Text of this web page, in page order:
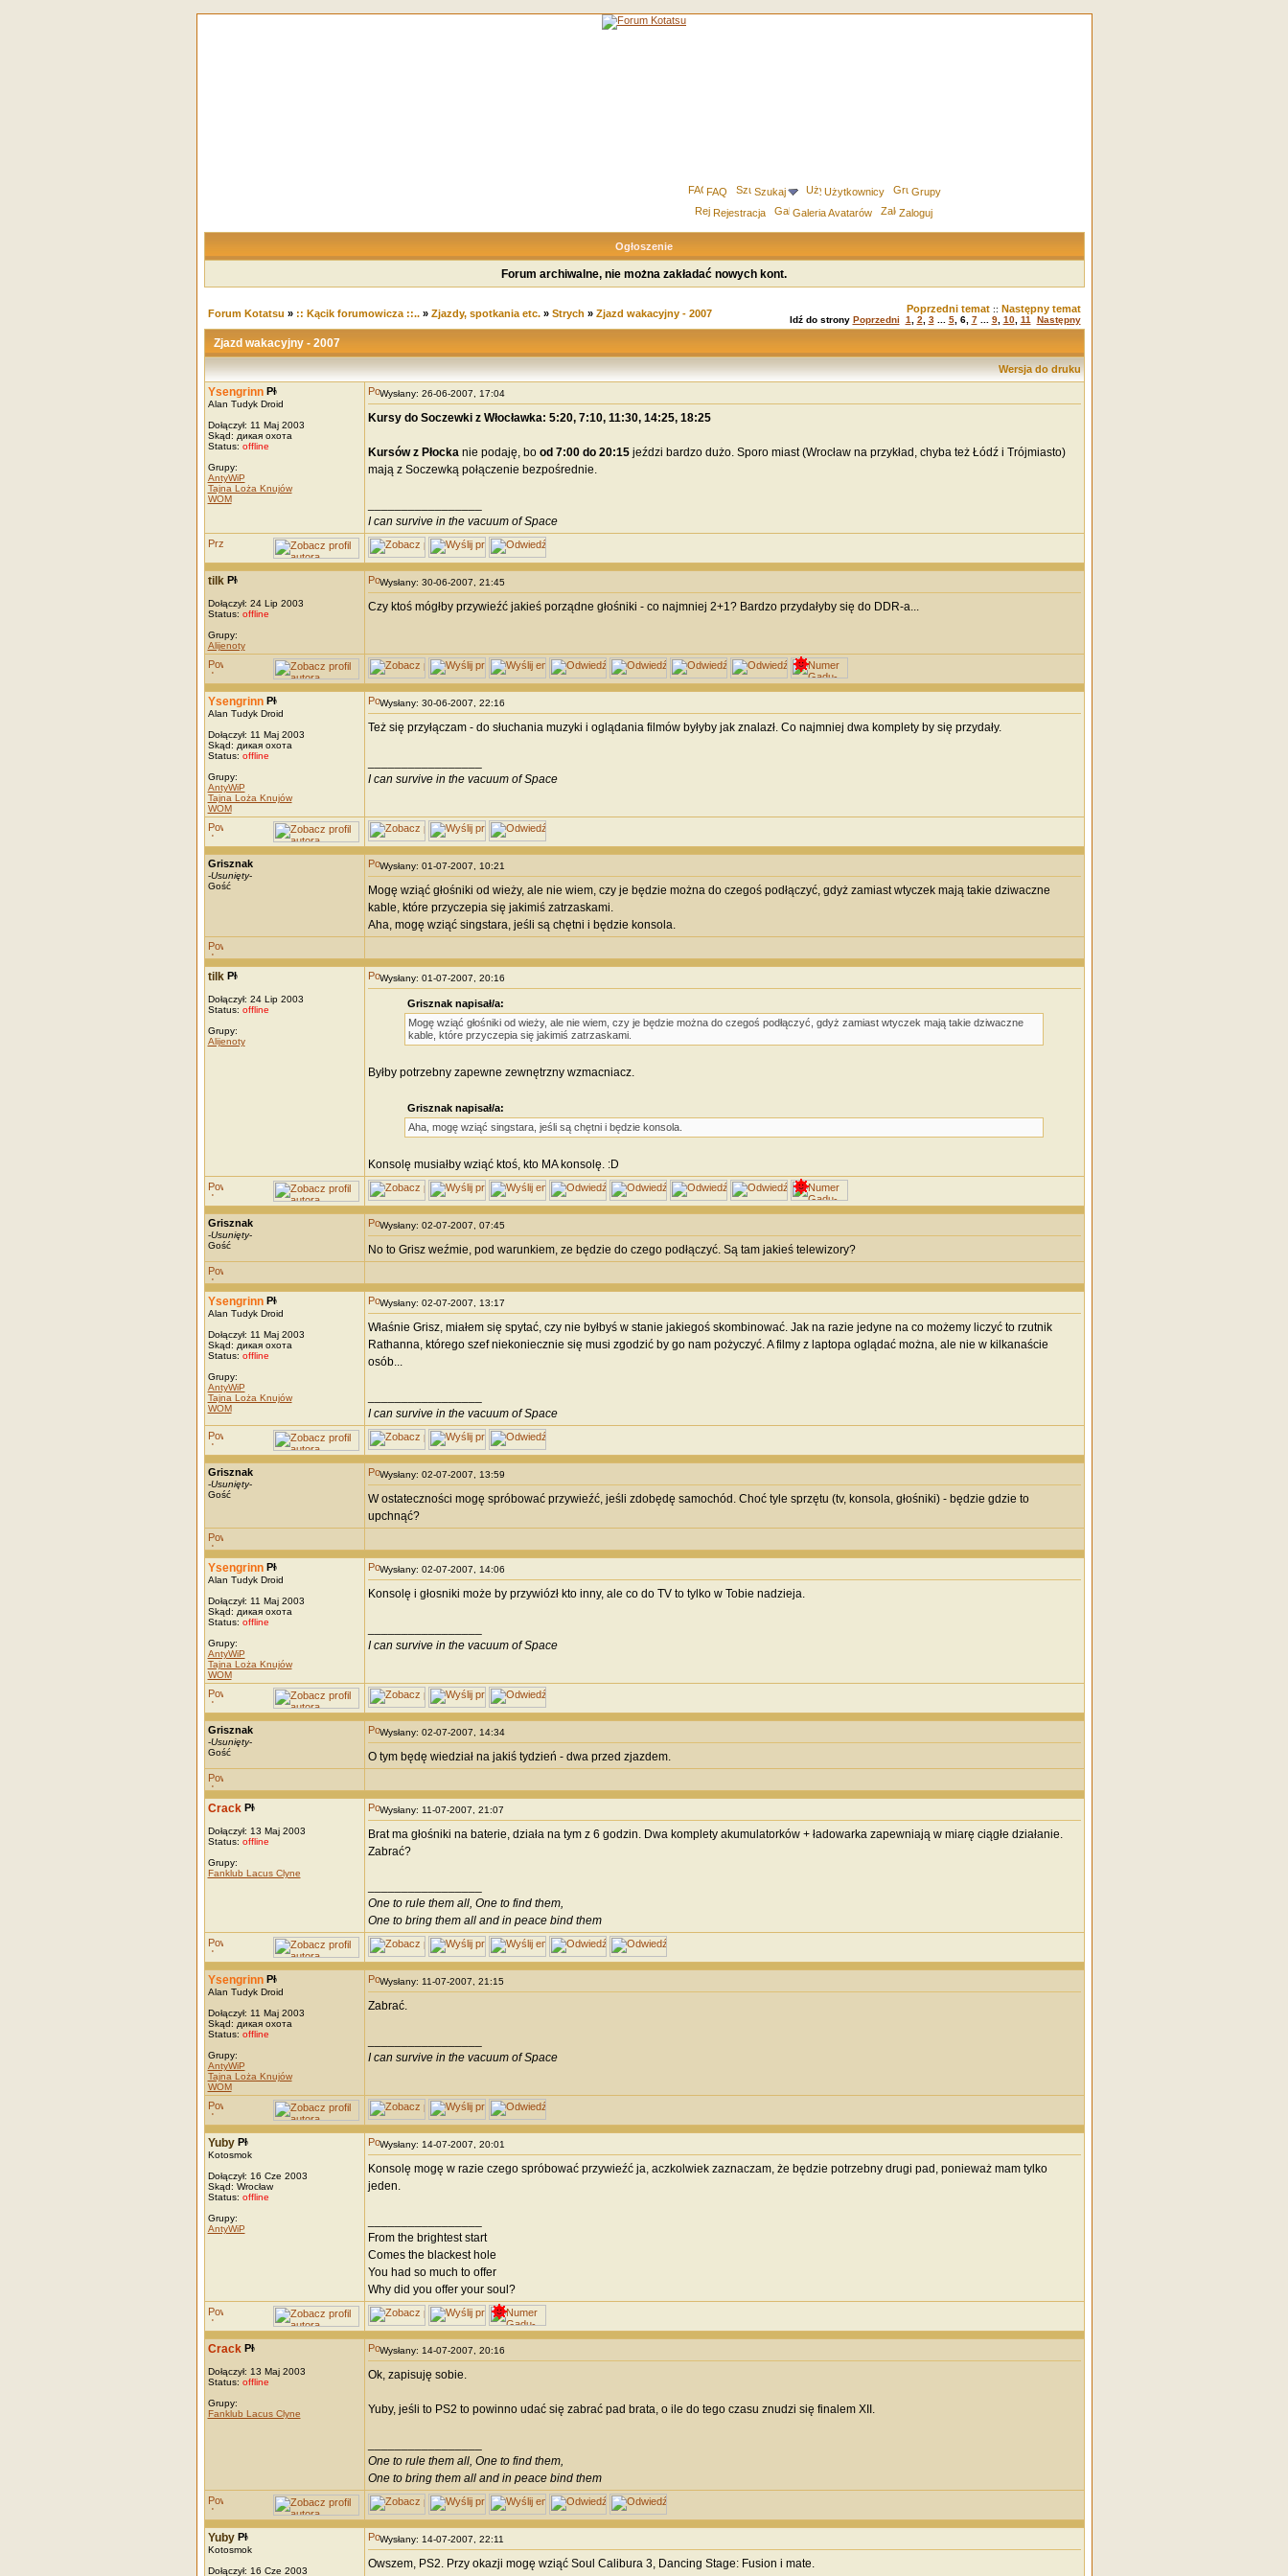
FAQ Szukaj Użytkownicy
Grupy
Rejestracja
Galeria Avatarów Zaloguj
Ogłoszenie
Forum archiwalne, nie można zakładać nowych kont.
Forum Kotatsu » :: Kącik forumowicza ::..» Zjazdy, spotkania etc.» Strych » Zjazd wakacyjny - 2007 Poprzedni temat:: Następny temat
Idź do strony Poprzedni 1 2 3... 5, 6, 7... 9, 10, 11 Następny
Zjazd wakacyjny - 2007
Wersja do druku
Ysengrinn
Alan Tudyk Droid
Dołączył: 11 Maj 2003
Skąd: дикая охота
Status: offline
Grupy:
AntyWiP
Tajna Loża Knujów
WOM
Wysłany: 26-06-2007, 17:04
Kursy do Soczewki z Włocławka: 5:20, 7:10, 11:30, 14:25, 18:25
Kursów z Płockanie podaję, bo od 7:00 do 20:15jeździ bardzo dużo. Sporo miast (Wrocław na przykład, chyba też Łódź i Trójmiasto)
mają z Soczewką połączenie bezpośrednie.
I can survive in the vacuum of Space
tilk
Dołączył: 24 Lip 2003
Status: offline
Grupy:
Alijenoty
Wysłany: 30-06-2007, 21:45
Czy ktoś mógłby przywieźć jakieś porządne głośniki - co najmniej 2+1? Bardzo przydałyby się do DDR-a...
Ysengrinn
Alan Tudyk Droid
Dołączył: 11 Maj 2003
Skąd: дикая охота
Status: offline
Grupy:
AntyWiP
Tajna Loża Knujów
WOM
Wysłany: 30-06-2007, 22:16
Też się przyłączam - do słuchania muzyki i oglądania filmów byłyby jak znalazł. Co najmniej dwa komplety by się przydały.
I can survive in the vacuum of Space
Grisznak
-Usunięty-
Gość
Wysłany: 01-07-2007, 10:21
Mogę wziąć głośniki od wieży, ale nie wiem, czy je będzie można do czegoś podłączyć, gdyż zamiast wtyczek mają takie dziwaczne
kable, które przyczepia się jakimiś zatrzaskami.
Aha, mogę wziąć singstara, jeśli są chętni i będzie konsola.
tilk
Dołączył: 24 Lip 2003
Status: offline
Grupy:
Alijenoty
Wysłany: 01-07-2007, 20:16
Grisznak napisał/a:
Mogę wziąć głośniki od wieży, ale nie wiem, czy je będzie można do czegoś podłączyć, gdyż zamiast wtyczek mają takie dziwaczne
kable, które przyczepia się jakimiś zatrzaskami.
Byłby potrzebny zapewne zewnętrzny wzmacniacz.
Grisznak napisał/a:
Aha, mogę wziąć singstara, jeśli są chętni i będzie konsola.
Konsolę musiałby wziąć ktoś, kto MA konsolę. :D
Grisznak
-Usunięty-
Gość
Wysłany: 02-07-2007, 07:45
No to Grisz weźmie, pod warunkiem, ze będzie do czego podłączyć. Są tam jakieś telewizory?
Ysengrinn
Alan Tudyk Droid
Dołączył: 11 Maj 2003
Skąd: дикая охота
Status: offline
Grupy:
AntyWiP
Tajna Loża Knujów
WOM
Wysłany: 02-07-2007, 13:17
Właśnie Grisz, miałem się spytać, czy nie byłbyś w stanie jakiegoś skombinować. Jak na razie jedyne na co możemy liczyć to rzutnik
Rathanna, którego szef niekoniecznie się musi zgodzić by go nam pożyczyć. A filmy z laptopa oglądać można, ale nie w kilkanaście
osób...
I can survive in the vacuum of Space
Grisznak
-Usunięty-
Gość
Wysłany: 02-07-2007, 13:59
W ostateczności mogę spróbować przywieźć, jeśli zdobędę samochód. Choć tyle sprzętu (tv, konsola, głośniki) - będzie gdzie to
upchnąć?
Ysengrinn
Alan Tudyk Droid
Dołączył: 11 Maj 2003
Skąd: дикая охота
Status: offline
Grupy:
AntyWiP
Tajna Loża Knujów
WOM
Wysłany: 02-07-2007, 14:06
Konsolę i głosniki może by przywiózł kto inny, ale co do TV to tylko w Tobie nadzieja.
I can survive in the vacuum of Space
Grisznak
-Usunięty-
Gość
Wysłany: 02-07-2007, 14:34
O tym będę wiedział na jakiś tydzień - dwa przed zjazdem.
Crack
Dołączył: 13 Maj 2003
Status: offline
Grupy:
Fanklub Lacus Clyne
Wysłany: 11-07-2007, 21:07
Brat ma głośniki na baterie, działa na tym z 6 godzin. Dwa komplety akumulatorków + ładowarka zapewniają w miarę ciągłe działanie.
Zabrać?
One to rule them all, One to find them,
One to bring them all and in peace bind them
Ysengrinn
Alan Tudyk Droid
Dołączył: 11 Maj 2003
Skąd: дикая охота
Status: offline
Grupy:
AntyWiP
Tajna Loża Knujów
WOM
Wysłany: 11-07-2007, 21:15
Zabrać.
I can survive in the vacuum of Space
Yuby
Kotosmok
Dołączył: 16 Cze 2003
Skąd: Wrocław
Status: offline
Grupy:
AntyWiP
Wysłany: 14-07-2007, 20:01
Konsolę mogę w razie czego spróbować przywieźć ja, aczkolwiek zaznaczam, że będzie potrzebny drugi pad, ponieważ mam tylko
jeden.
From the brightest start
Comes the blackest hole
You had so much to offer
Why did you offer your soul?
Crack
Dołączył: 13 Maj 2003
Status: offline
Grupy:
Fanklub Lacus Clyne
Wysłany: 14-07-2007, 20:16
Ok, zapisuję sobie.
Yuby, jeśli to PS2 to powinno udać się zabrać pad brata, o ile do tego czasu znudzi się finalem XII.
One to rule them all, One to find them,
One to bring them all and in peace bind them
Yuby
Kotosmok
Dołączył: 16 Cze 2003
Wysłany: 14-07-2007, 22:11
Owszem, PS2. Przy okazji mogę wziąć Soul Calibura 3, Dancing Stage: Fusion i mate.